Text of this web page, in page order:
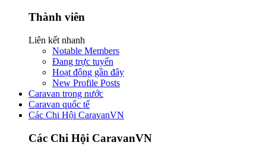
Thành viên
Liên kết nhanh
Notable Members
Đang trực tuyến
Hoạt động gần đây
New Profile Posts
Caravan trong nước
Caravan quốc tế
Các Chi Hội CaravanVN
Các Chi Hội CaravanVN